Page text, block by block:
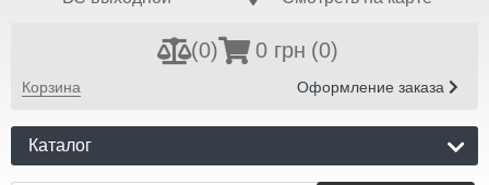
(0) 0 грн (0)
Корзина Оформление заказа
Каталог